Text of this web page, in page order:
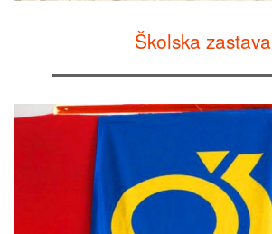
Školska zastava